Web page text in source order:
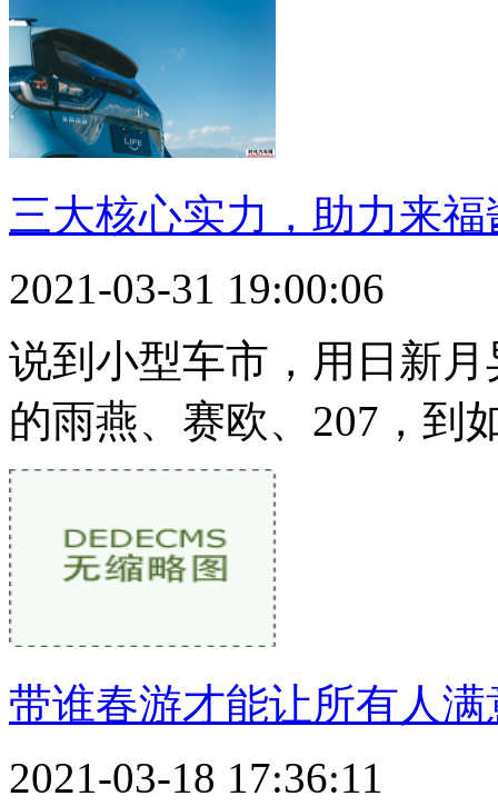
三大核心实力，助力来
2021-03-31 19:00:06
说到小型车市，用日新
的雨燕、赛欧、207，
带谁春游才能让所有人
2021-03-18 17:36:11